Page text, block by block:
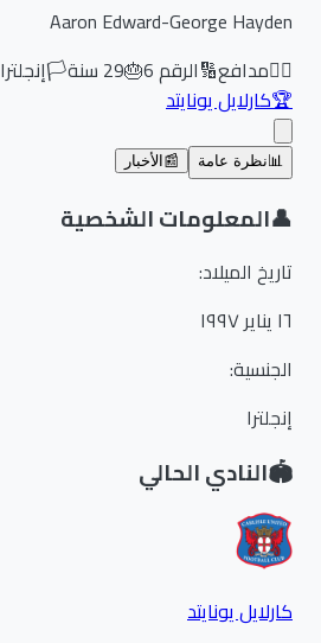
Aaron Edward-George Hayden
مدافع🔢الرقم6
🎂
29سنة🏳️إنجلترا
كارلايل يونايتد
نظرة عامة 📰 الأخبار
المعلومات الشخصية
تاريخ الميلاد:
الجنسية:
إنجلترا
النادي الحالي
كارلايل يونايتد